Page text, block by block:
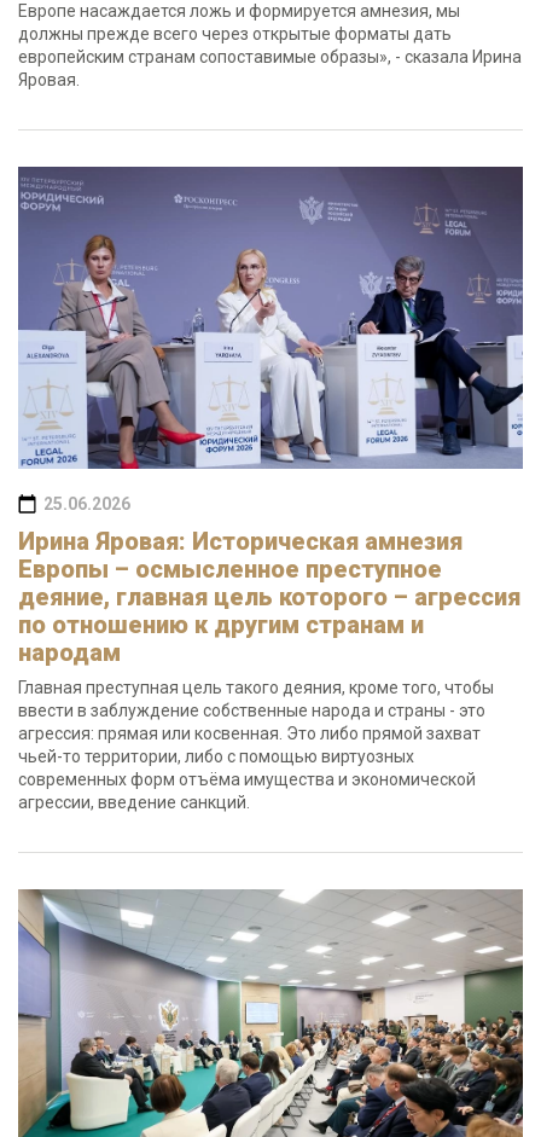
Европе насаждается ложь и формируется амнезия, мы
должны прежде всего через открытые форматы дать
европейским странам сопоставимые образы», - сказала Ирина
Яровая.
25.06.2026
Ирина Яровая: Историческая амнезия
Европы – осмысленное преступное
деяние, главная цель которого – агрессия
по отношению к другим странам и
народам
Главная преступная цель такого деяния, кроме того, чтобы
ввести в заблуждение собственные народа и страны - это
агрессия: прямая или косвенная. Это либо прямой захват
чьей-то территории, либо с помощью виртуозных
современных форм отъёма имущества и экономической
агрессии, введение санкций.